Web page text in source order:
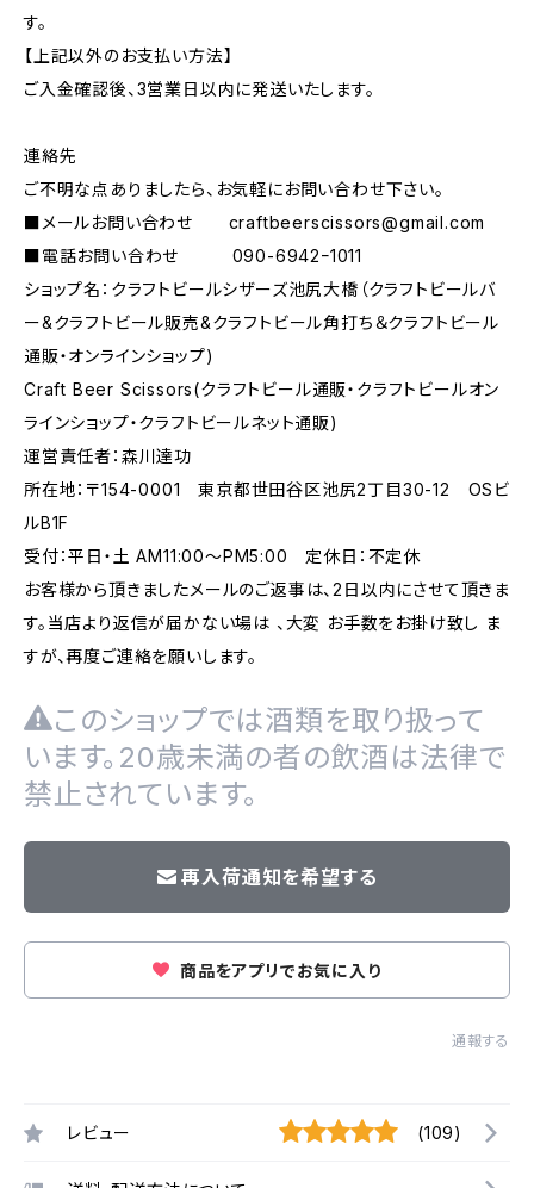
す。
【上記以外のお支払い方法】
ご入金確認後、3営業日以内に発送いたします。
連絡先
ご不明な点ありましたら、お気軽にお問い合わせ下さい。
■メールお問い合わせ craftbeerscissors@gmail.com
■電話お問い合わせ 090-6942ｰ1011
ショップ名：クラフトビールシザーズ池尻大橋（クラフトビールバ
ー&クラフトビール販売&クラフトビール角打ち＆クラフトビール
通販・オンラインショップ)
Craft Beer Scissors(クラフトビール通販・クラフトビールオン
ラインショップ・クラフトビールネット通販)
運営責任者：森川達功
所在地：〒154-0001 東京都世田谷区池尻2丁目30-12 OSビ
ルB1F
受付：平日・土 AM11:00～PM5:00 定休日：不定休
お客様から頂きましたメールのご返事は、2日以内にさせて頂きま
す。当店より返信が届かない場は 、大変 お手数をお掛け致し ま
すが、再度ご連絡を願いします。
このショップでは酒類を取り扱って
います。20歳未満の者の飲酒は法律で
禁止されています。
再入荷通知を希望する
商品をアプリでお気に入り
通報する
レビュー (109)